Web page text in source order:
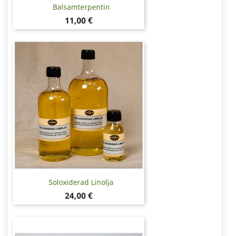
Balsamterpentin
Pris
11,00 €
Soloxiderad Linolja
Pris
24,00 €